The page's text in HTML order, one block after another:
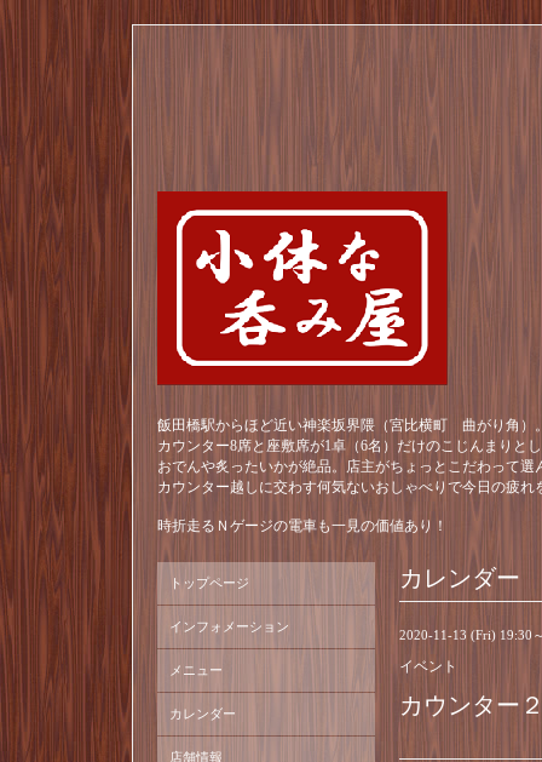
飯田橋駅からほど近い神楽坂界隈（宮比横町 曲がり角）
カウンター8席と座敷席が1卓（6名）だけのこじんまりと
おでんや炙ったいかが絶品。店主がちょっとこだわって
カウンター越しに交わす何気ないおしゃべりで今日の疲れ
時折走るＮゲージの電車も一見の価値あり！
カレンダー
2020-11-13 (Fri) 19:30
イベント
カウンター
トップページ
インフォメーション
メニュー
カレンダー
店舗情報